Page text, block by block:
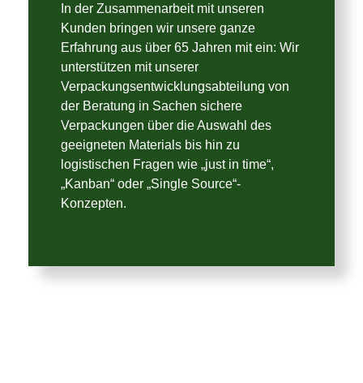
In der Zusammenarbeit mit unseren
Kunden bringen wir unsere ganze
Erfahrung aus über 65 Jahren mit ein: Wir
unterstützen mit unserer
Verpackungsentwicklungsabteilung von
der Beratung in Sachen sichere
Verpackungen über die Auswahl des
geeigneten Materials bis hin zu
logistischen Fragen wie „just in time“,
„Kanban“ oder „Single Source“-
Konzepten.